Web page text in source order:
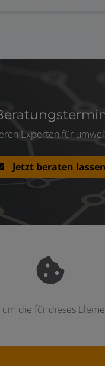
Experten für
Jetzt beraten lassen
um die für dieses